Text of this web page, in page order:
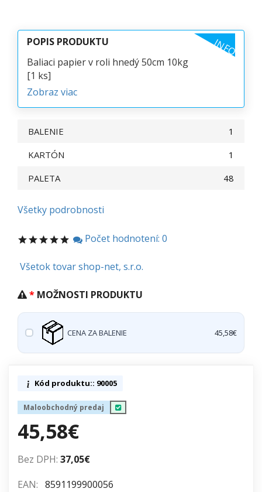
POPIS PRODUKTU INFO
Baliaci papier v roli hnedý 50cm 10kg
[1 ks]
Zobraz viac
BALENIE
1
KARTÓN
1
PALETA
48
Všetky podrobnosti
Počet hodnotení: 0
Všetok tovar shop-net, s.r.o.
MOŽNOSTI PRODUKTU
CENA ZA BALENIE 45,58€
Kód produktu:: 90005
Maloobchodný predaj
45,58€
Bez DPH: 37,05€
EAN: 8591199900056